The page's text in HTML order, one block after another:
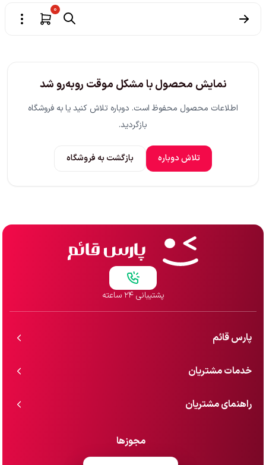
0
نمایش محصول با مشکل موقت روبه‌رو شد
اطلاعات محصول محفوظ است. دوباره تلاش کنید یا به فروشگاه
بازگردید.
تلاش دوباره بازگشت به فروشگاه
پشتیبانی ۲۴ ساعته
پارس قائم
خدمات مشتریان
راهنمای مشتریان
مجوزها